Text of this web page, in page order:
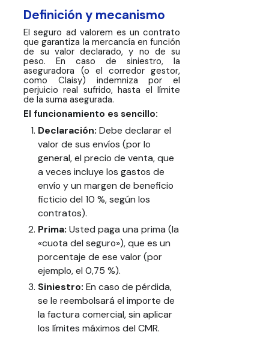
Definición y mecanismo
El seguro ad valorem es un contrato
que garantiza la mercancía en función
de su valor declarado, y no de su
peso. En caso de siniestro, la
aseguradora (o el corredor gestor,
como Claisy) indemniza por el
perjuicio real sufrido, hasta el límite
de la suma asegurada.
El funcionamiento es sencillo:
Declaración: Debe declarar el
valor de sus envíos (por lo
general, el precio de venta, que
a veces incluye los gastos de
envío y un margen de beneficio
ficticio del 10 %, según los
contratos).
Prima: Usted paga una prima (la
«cuota del seguro»), que es un
porcentaje de ese valor (por
ejemplo, el 0,75 %).
Siniestro: En caso de pérdida,
se le reembolsará el importe de
la factura comercial, sin aplicar
los límites máximos del CMR.